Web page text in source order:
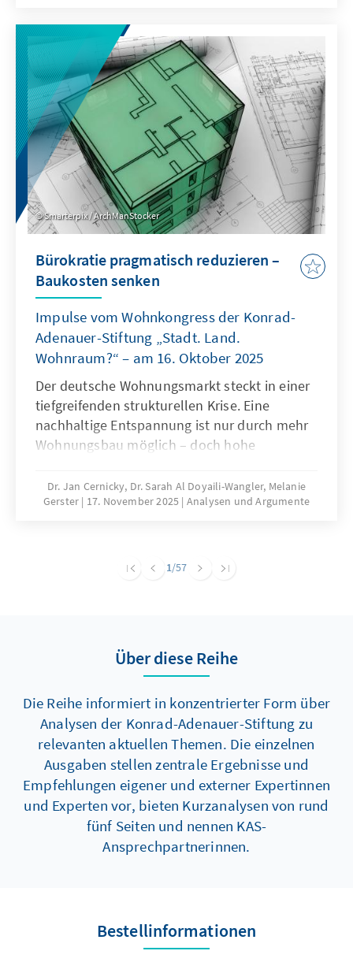
konzentriert, die Troika zu einer mehrjährigen
Planungsinstanz weiterentwickelt, die OECD
als Quasi-Sekretariat institutionell stärkt und
ihre Arbeitsweise stärker auf umsetzbare
Ergebnisse ausrichtet.
Smarterpix / ArchManStocker
Bürokratie pragmatisch reduzieren –
Baukosten senken
Impulse vom Wohnkongress der Konrad-
Adenauer-Stiftung „Stadt. Land.
Wohnraum?“ – am 16. Oktober 2025
Der deutsche Wohnungsmarkt steckt in einer
tiefgreifenden strukturellen Krise. Eine
nachhaltige Entspannung ist nur durch mehr
Wohnungsbau möglich – doch hohe
Vorgaben bremsen die Bautätigkeit erheblich.
Zur Lösung des Problems bedarf es einer
Dr. Jan Cernicky, Dr. Sarah Al Doyaili-Wangler, Melanie
Gerster
17. November 2025 Analysen und Argumente
1/57
Über diese Reihe
Die Reihe informiert in konzentrierter Form über
Analysen der Konrad-Adenauer-Stiftung zu
relevanten aktuellen Themen. Die einzelnen
Ausgaben stellen zentrale Ergebnisse und
Empfehlungen eigener und externer Expertinnen
und Experten vor, bieten Kurzanalysen von rund
fünf Seiten und nennen KAS-
Ansprechpartnerinnen.
Bestellinformationen